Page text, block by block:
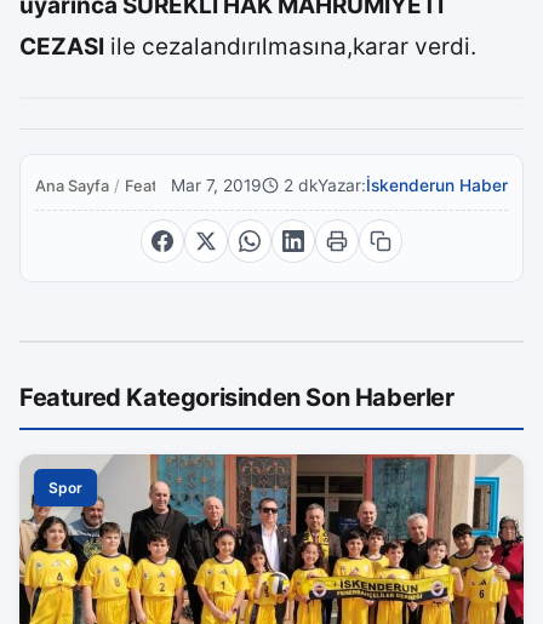
CEZASI ile cezalandırılmasına,karar verdi.
Ana Sayfa / FeaturedMar 7, 2019 2 dkYazar:İskenderun Haber
Featured Kategorisinden Son Haberler
Spor